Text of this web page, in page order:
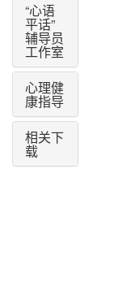
“心语
平话”
辅导员
工作室
心理健
康指导
相关下
载